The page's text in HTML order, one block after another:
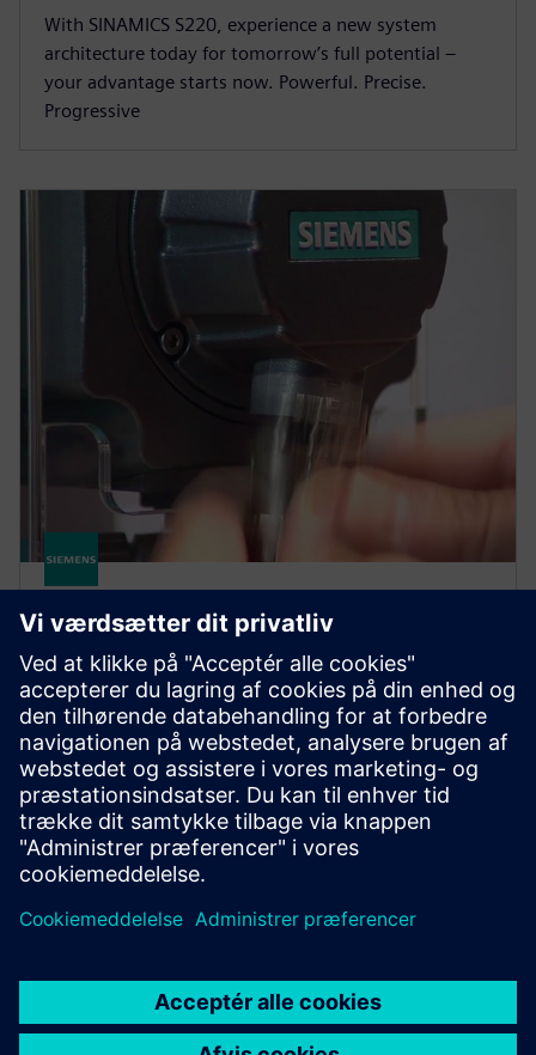
With SINAMICS S220, experience a new system
architecture today for tomorrow’s full potential –
your advantage starts now. Powerful. Precise.
Progressive
Motion Control Motors
Accessories
Specielt designet Motion-Connect-teknologi og
målesystemer til dine
bevægelsesstyringsapplikationer. Faciliterer
projektplanlægning og idriftsættelse.